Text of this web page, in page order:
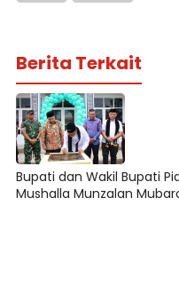
Berita Terkait
Bupati dan Wakil Bupati
Mushalla Munzalan